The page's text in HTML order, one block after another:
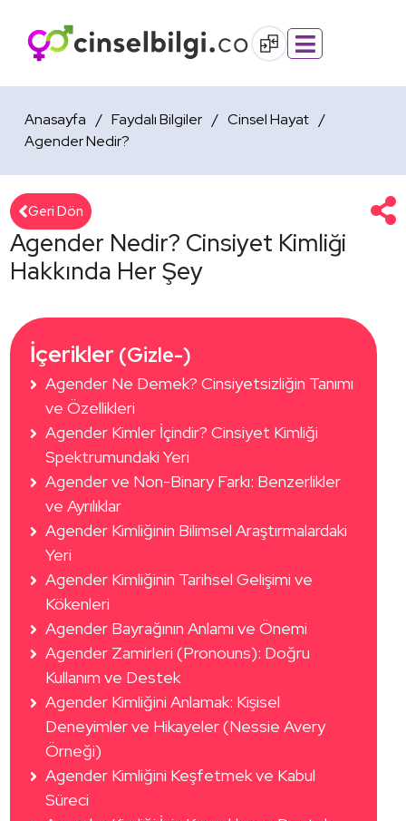
Anasayfa Faydalı Bilgiler
Cinsel Hayat
Agender Nedir?
Geri Dön
Agender Nedir? Cinsiyet Kimliği
Hakkında Her Şey
İçerikler (Gizle-)
Agender Ne Demek? Cinsiyetsizliğin Tanımı
ve Özellikleri
Agender Kimler İçindir? Cinsiyet Kimliği
Spektrumundaki Yeri
Agender ve Non-Binary Farkı: Benzerlikler
ve Ayrılıklar
Agender Kimliğinin Bilimsel Araştırmalardaki
Yeri
Agender Kimliğinin Tarihsel Gelişimi ve
Kökenleri
Agender Bayrağının Anlamı ve Önemi
Agender Zamirleri (Pronouns): Doğru
Kullanım ve Destek
Agender Kimliğini Anlamak: Kişisel
Deneyimler ve Hikayeler (Nessie Avery
Örneği)
Agender Kimliğini Keşfetmek ve Kabul
Süreci